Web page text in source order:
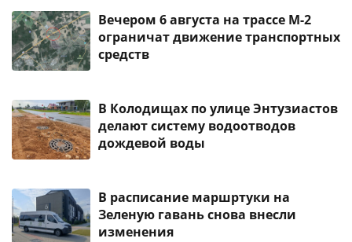
Вечером 6 августа на трассе М-2
ограничат движение транспортных
средств
В Колодищах по улице Энтузиастов
делают систему водоотводов
дождевой воды
В расписание маршртуки на
Зеленую гавань снова внесли
изменения